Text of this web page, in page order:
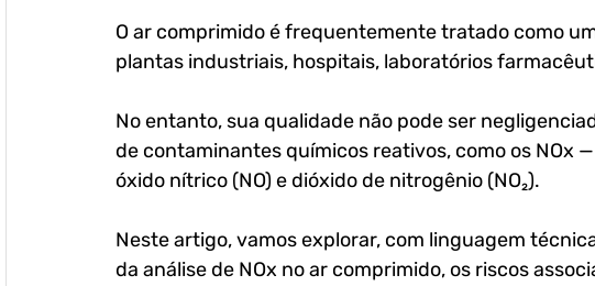
O ar comprimido é frequentemente tratado como
plantas industriais, hospitais, laboratórios
No entanto, sua qualidade não pode ser
de contaminantes químicos reativos, como os NOx
óxido nítrico (NO) e dióxido de nitrogênio (NO₂).
Neste artigo, vamos explorar, com linguagem
da análise de NOx no ar comprimido, os riscos